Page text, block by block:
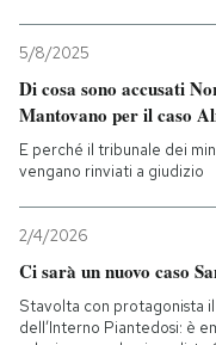
5/8/2025
Di cosa sono accusati
Mantovano per il caso
E perché il tribunale dei
vengano rinviati a giudizio
2/4/2026
Ci sarà un nuovo caso
Stavolta con protagonista
dell’Interno Piantedosi: è